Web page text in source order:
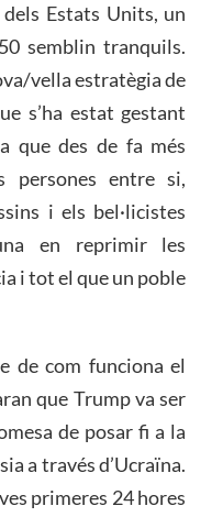
Estats Units, un
semblin tranquils.
vella estratègia de
s’ha estat gestant
que des de fa més
persones entre si,
i els bel·licistes
en reprimir les
i tot el que un poble
de com funciona el
que Trump va ser
de posar fi a la
a través d’Ucraïna.
primeres 24 hores